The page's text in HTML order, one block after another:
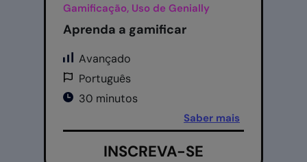
Gamificação, Uso de Genially
Aprenda a gamificar
Avançado
Português
30 minutos
Saber mais
INSCREVA-SE